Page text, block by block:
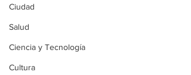
Ciudad
Salud
Ciencia y Tecnología
Cultura